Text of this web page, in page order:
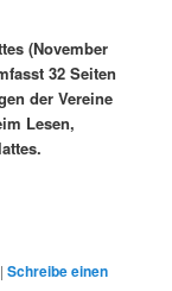
(November
32 Seiten
der Vereine
Lesen,
|Schreibe einen